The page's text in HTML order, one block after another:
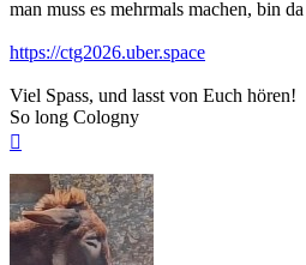
man muss es mehrmals machen, bin
https://ctg2026.uber.space
Viel Spass, und lasst von Euch hören!
So long Cologny